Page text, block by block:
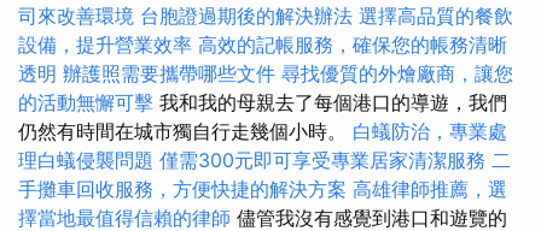
司來改善環境 台胞證過期後的解決辦法 選擇高品質的餐飲
設備，提升營業效率 高效的記帳服務，確保您的帳務清晰
透明 辦護照需要攜帶哪些文件 尋找優質的外燴廠商，讓您
的活動無懈可擊 我和我的母親去了每個港口的導遊，我們
仍然有時間在城市獨自行走幾個小時。 白蟻防治，專業處
理白蟻侵襲問題 僅需300元即可享受專業居家清潔服務 二
手攤車回收服務，方便快捷的解決方案 高雄律師推薦，選
擇當地最值得信賴的律師 儘管我沒有感覺到港口和遊覽的